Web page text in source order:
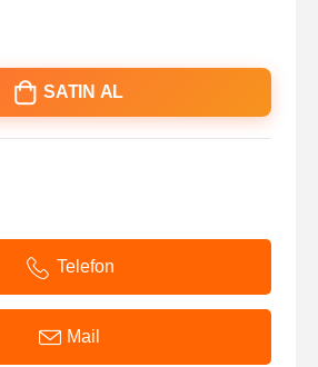
SATIN AL
Telefon
Mail